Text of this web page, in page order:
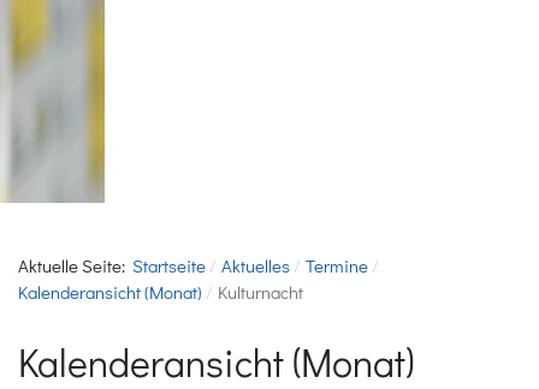
Aktuelle Seite: Startseite Aktuelles
Termine
Kalenderansicht (Monat)
Kulturnacht
Kalenderansicht (Monat)